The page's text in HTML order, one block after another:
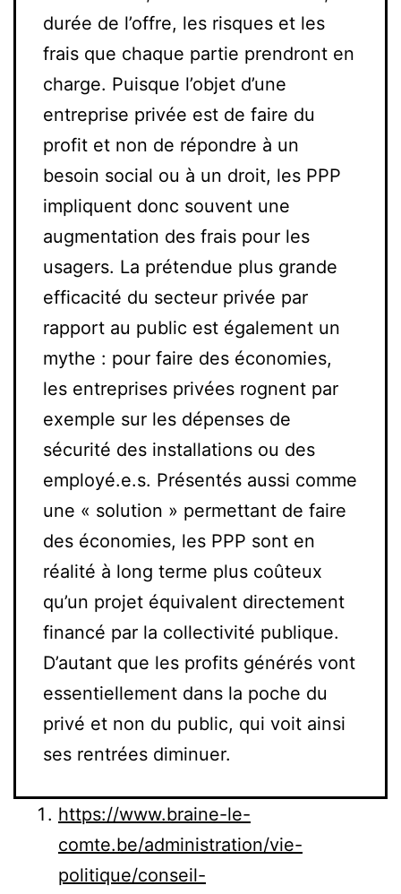
durée de l’offre, les risques et les
frais que chaque partie prendront en
charge. Puisque l’objet d’une
entreprise privée est de faire du
profit et non de répondre à un
besoin social ou à un droit, les PPP
impliquent donc souvent une
augmentation des frais pour les
usagers. La prétendue plus grande
efficacité du secteur privée par
rapport au public est également un
mythe : pour faire des économies,
les entreprises privées rognent par
exemple sur les dépenses de
sécurité des installations ou des
employé.e.s. Présentés aussi comme
une « solution » permettant de faire
des économies, les PPP sont en
réalité à long terme plus coûteux
qu’un projet équivalent directement
financé par la collectivité publique.
D’autant que les profits générés vont
essentiellement dans la poche du
privé et non du public, qui voit ainsi
ses rentrées diminuer.
https://www.braine-le-
comte.be/administration/vie-
politique/conseil-